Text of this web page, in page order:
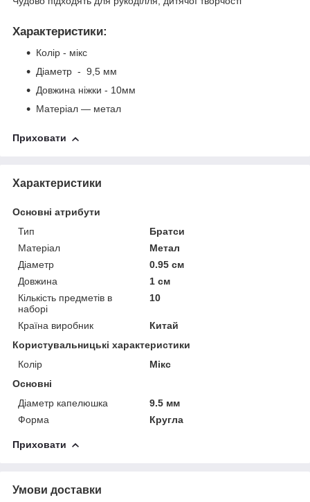
Характеристики:
Колір - мікс
Діаметр - 9,5 мм
Довжина ніжки - 10мм
Матеріал — метал
Приховати
Характеристики
Основні атрибути
Тип
Братси
Матеріал
Метал
Діаметр
0.95 см
Довжина
1 см
Кількість предметів в
наборі
10
Країна виробник
Китай
Користувальницькі характеристики
Колір
Мікс
Основні
Діаметр капелюшка
9.5 мм
Форма
Кругла
Приховати
Умови доставки